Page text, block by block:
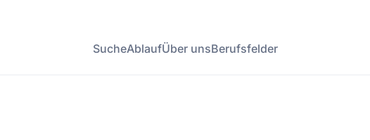
SucheAblaufÜber unsBerufsfelder